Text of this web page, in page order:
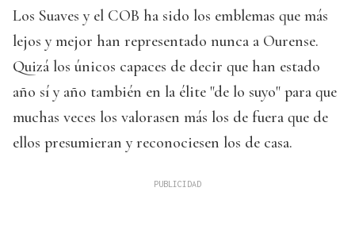
Los Suaves y el COB ha sido los emblemas que más
lejos y mejor han representado nunca a Ourense.
Quizá los únicos capaces de decir que han estado
año sí y año también en la élite "de lo suyo" para que
muchas veces los valorasen más los de fuera que de
ellos presumieran y reconociesen los de casa.